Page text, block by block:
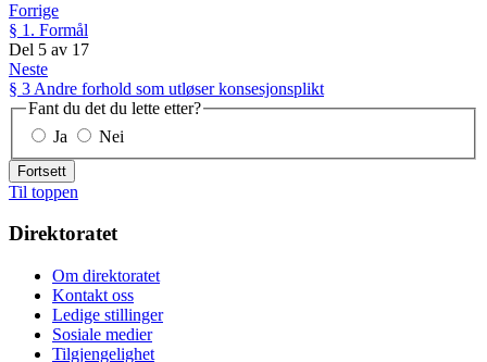
Forrige
§ 1. Formål
Del 5 av 17
Neste
§ 3 Andre forhold som utløser konsesjonsplikt
Fant du det du lette etter?
Ja
Nei
Fortsett
Til toppen
Direktoratet
Om direktoratet
Kontakt oss
Ledige stillinger
Sosiale medier
Tilgjengelighet